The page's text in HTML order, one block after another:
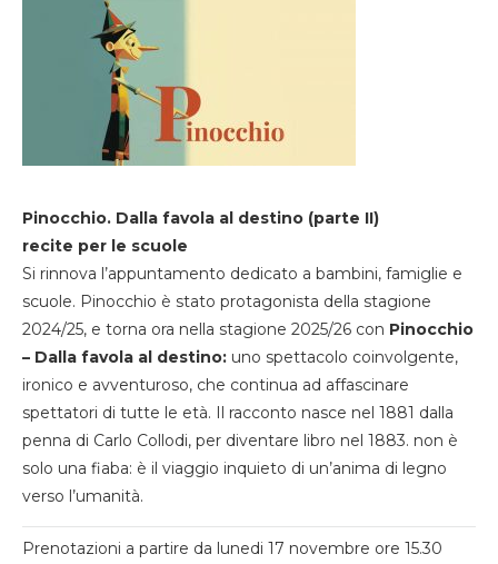
Pinocchio. Dalla favola al destino (parte II)
recite per le scuole
Si rinnova l’appuntamento dedicato a bambini, famiglie e
scuole. Pinocchio è stato protagonista della stagione
2024/25, e torna ora nella stagione 2025/26 con Pinocchio
– Dalla favola al destino: uno spettacolo coinvolgente,
ironico e avventuroso, che continua ad affascinare
spettatori di tutte le età. Il racconto nasce nel 1881 dalla
penna di Carlo Collodi, per diventare libro nel 1883. non è
solo una fiaba: è il viaggio inquieto di un’anima di legno
verso l’umanità.
Prenotazioni a partire da lunedi 17 novembre ore 15.30